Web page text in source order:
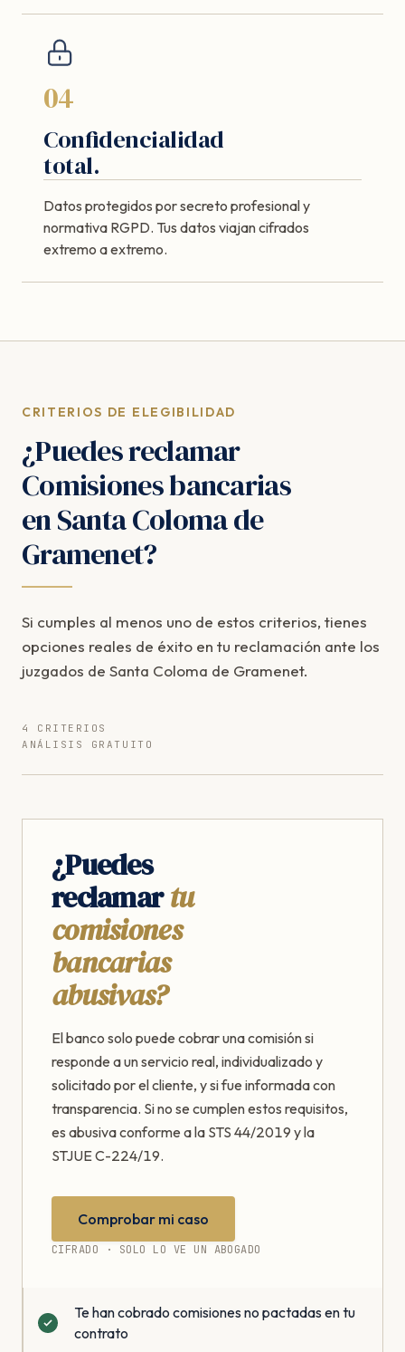
04
Confidencialidad
total.
Datos protegidos por secreto profesional y
normativa RGPD. Tus datos viajan cifrados
extremo a extremo.
CRITERIOS DE ELEGIBILIDAD
¿Puedes reclamar
Comisiones bancarias
en Santa Coloma de
Gramenet?
Si cumples al menos uno de estos criterios, tienes
opciones reales de éxito en tu reclamación ante los
juzgados de Santa Coloma de Gramenet.
4 CRITERIOS
ANÁLISIS GRATUITO
¿Puedes
reclamartu
comisiones
bancarias
abusivas?
El banco solo puede cobrar una comisión si
responde a un servicio real, individualizado y
solicitado por el cliente, y si fue informada con
transparencia. Si no se cumplen estos requisitos,
es abusiva conforme a la STS 44/2019 y la
STJUE C-224/19.
Comprobar mi caso
CIFRADO · SOLO LO VE UN ABOGADO
Te han cobrado comisiones no pactadas en tu
contrato